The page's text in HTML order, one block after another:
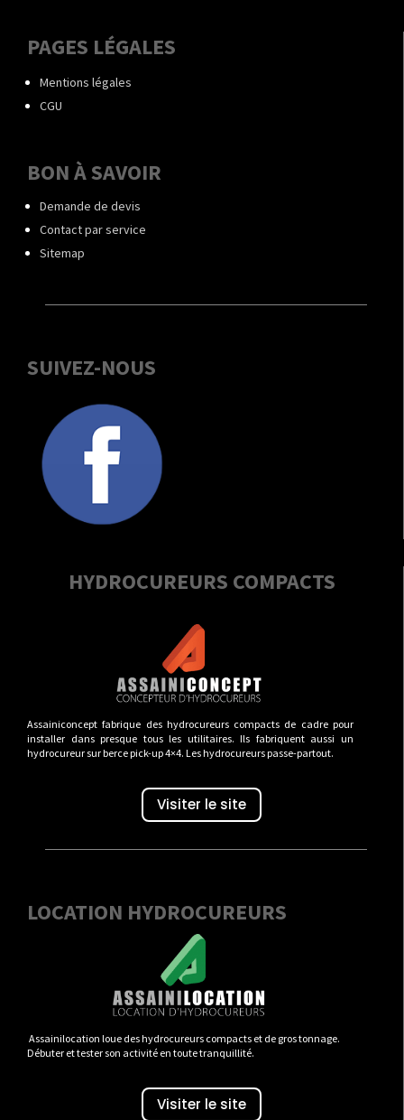
PAGES LÉGALES
Mentions légales
CGU
BON À SAVOIR
Demande de devis
Contact par service
Sitemap
SUIVEZ-NOUS
HYDROCUREURS COMPACTS
Assainiconcept fabrique des hydrocureurs compacts de cadre pour
installer dans presque tous les utilitaires. Ils fabriquent aussi un
hydrocureur sur berce pick-up 4×4. Les hydrocureurs passe-partout.
Visiter le site
LOCATION HYDROCUREURS
Assainilocation loue des hydrocureurs compacts et de gros tonnage.
Débuter et tester son activité en toute tranquillité.
Visiter le site